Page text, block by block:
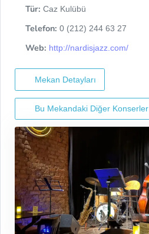
Tür: Caz Kulübü
Telefon: 0 (212) 244 63 27
Web: http://nardisjazz.com/
Mekan Detayları
Bu Mekandaki Diğer Konserler